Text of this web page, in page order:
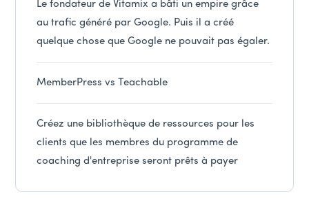
Le fondateur de Vitamix a bâti un empire grâce
au trafic généré par Google. Puis il a créé
quelque chose que Google ne pouvait pas égaler.
MemberPress vs Teachable
Créez une bibliothèque de ressources pour les
clients que les membres du programme de
coaching d'entreprise seront prêts à payer